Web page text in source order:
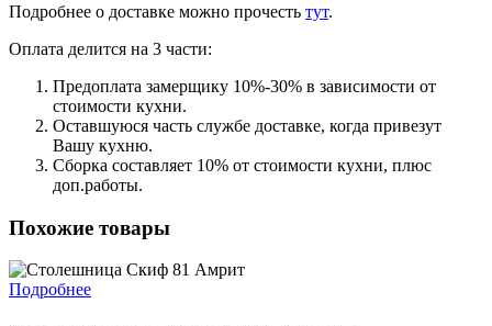
Подробнее о доставке можно прочеcть тут.
Оплата делится на 3 части:
Предоплата замерщику 10%-30% в зависимости от
стоимости кухни.
Оставшуюся часть службе доставке, когда привезут
Вашу кухню.
Сборка составляет 10% от стоимости кухни, плюс
доп.работы.
Похожие товары
Подробнее